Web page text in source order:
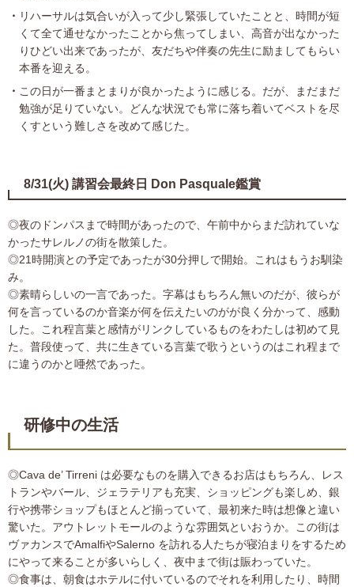
リハーサルは気合いが入って少し緊張していたことと、時間が短
くて全て通せなかったことから焦ってしまい、高音が出なかった
りひどい出来であったが、友だちや伴奏の先生に励ましてもらい
本番を迎える。
この日が一番まとまりが良かったように感じる。だが、まだまだ
勉強が足りていない。どんな状況でも常に落ち着いてベストを尽
くすという難しさを改めて感じた。
8/31(火) 講習会最終日 Don Pasquale鑑賞
◎夜のドンパスまで時間があったので、午前中からまだ訪れていな
かったサレルノの街を散策した。
◎21時開演との予定であったが30分押しで開始。これはもうお馴染
み。
◎素晴らしいの一言であった。字幕はもちろん無いのだが、彼らが
何を言っているのか音楽が何を伝えたいのがが良く分かって、感動
した。これ程言葉と感情がリンクしているものをわたしは初めて見
た。普段使って、共に生きている言葉で歌うというのはこれ程まで
に違うのかと唖然であった。
研修中の生活
◎Cava de’ Tirreni は必要なものを購入できるお店はもちろん、レス
トランやバール、ジェラテリアも充実、ショッピングも楽しめ、銀
行や携帯ショップもほとんど揃っていて、最初来た時は想像と違い
驚いた。アウトレットモールのような雰囲気といおうか。この街は
ヴァカンスでAmalfiやSalerno を訪れる人たちが寝泊まりをするため
にやって来ることが多いらしく、夜中まで街は賑わっていた。
◎食事は、朝食はホテルに付いているのでそれを利用したり、時間